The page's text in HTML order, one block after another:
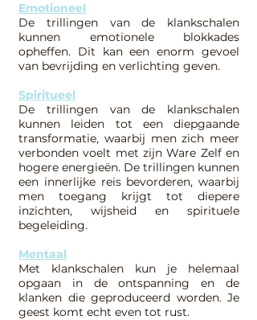
Emotioneel
De trillingen van de klankschalen
kunnen emotionele blokkades
opheffen. Dit kan een enorm gevoel
van bevrijding en verlichting geven.
Spiritueel
De trillingen van de klankschalen
kunnen leiden tot een diepgaande
transformatie, waarbij men zich meer
verbonden voelt met zijn Ware Zelf en
hogere energieën. De trillingen kunnen
een innerlijke reis bevorderen, waarbij
men toegang krijgt tot diepere
inzichten, wijsheid en spirituele
begeleiding.
Mentaal
Met klankschalen kun je helemaal
opgaan in de ontspanning en de
klanken die geproduceerd worden. Je
geest komt echt even tot rust.